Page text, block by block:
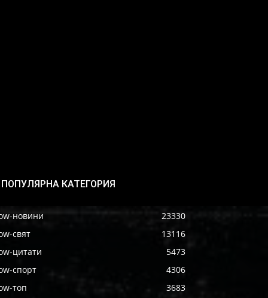
ПОПУЛЯРНА КАТЕГОРИЯ
новини
23330
свят
13116
цитати
5473
спорт
4306
топ
3683